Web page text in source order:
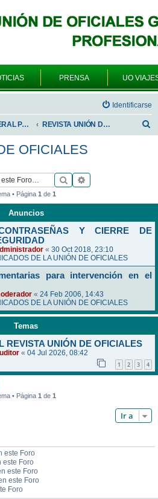
PRENSA UO
Identificarse
FORO GENERAL PARA TODOS LOS USUARIOS REVISTA UNIÓN DE OFICIALES
r
OFICIALES
Buscar
• Página 1de 1
Anuncios
Y CIERRE DE
« 30 Oct 2018, 23:10
DE LA UNIÓN DE OFICIALES
para intervención en el
« 24 Feb 2006, 14:43
DE LA UNIÓN DE OFICIALES
Temas
REVISTA UNIÓN DE OFICIALES
« 04 Jul 2026, 08:42
1 2 3 4
• Página 1 de 1
Ir a
este Foro
este Foro
este Foro
este Foro
Foro